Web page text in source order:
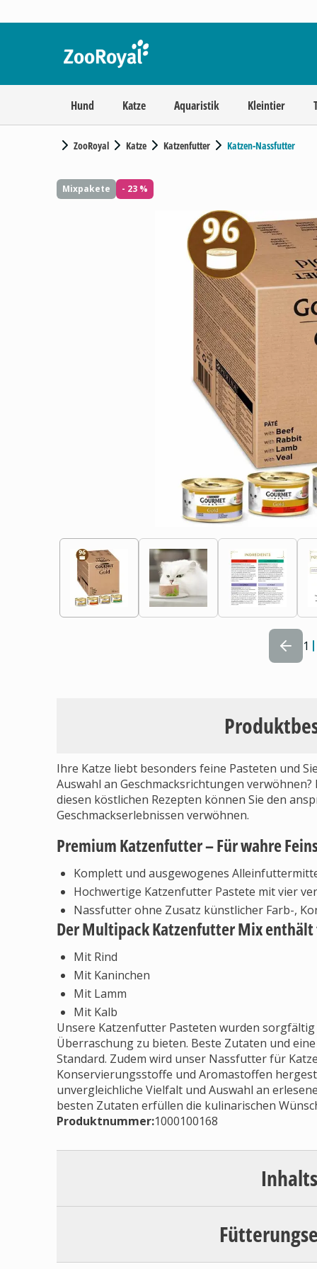
Hund Katze Aquaristik Kleintier
ZooRoyal Katze Katzenfutter Katzen-Nassfutter
Mixpakete - 23 %
1
Ihre Katze liebt besonders feine Pasteten und
Auswahl an Geschmacksrichtungen
diesen köstlichen Rezepten können Sie den
Geschmackserlebnissen verwöhnen.
Premium Katzenfutter – Für wahre
Komplett und ausgewogenes
Hochwertige Katzenfutter Pastete mit vier
Nassfutter ohne Zusatz künstlicher Farb-,
Der Multipack Katzenfutter Mix
Mit Rind
Mit Kaninchen
Mit Lamm
Mit Kalb
Unsere Katzenfutter Pasteten wurden
Überraschung zu bieten. Beste Zutaten und
Standard. Zudem wird unser Nassfutter für
Konservierungsstoffe und Aromastoffen
unvergleichliche Vielfalt und Auswahl an
besten Zutaten erfüllen die kulinarischen
Produktnummer:1000100168